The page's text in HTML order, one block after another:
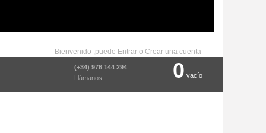
Bienvenido ,puede Entrar o Crear una cuenta
0 vacío
(+34) 976 144 294
Llámanos